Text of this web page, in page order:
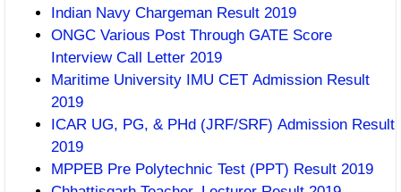
Indian Navy Chargeman Result 2019
ONGC Various Post Through GATE Score
Interview Call Letter 2019
Maritime University IMU CET Admission Result
2019
ICAR UG, PG, & PHd (JRF/SRF) Admission Result
2019
MPPEB Pre Polytechnic Test (PPT) Result 2019